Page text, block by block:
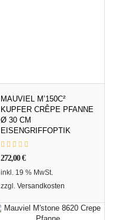
MAUVIEL M’150C²
KUPFER CRÊPE PFANNE
Ø 30 CM
EISENGRIFFOPTIK
272,00€
inkl. 19 % MwSt.
zzgl. Versandkosten